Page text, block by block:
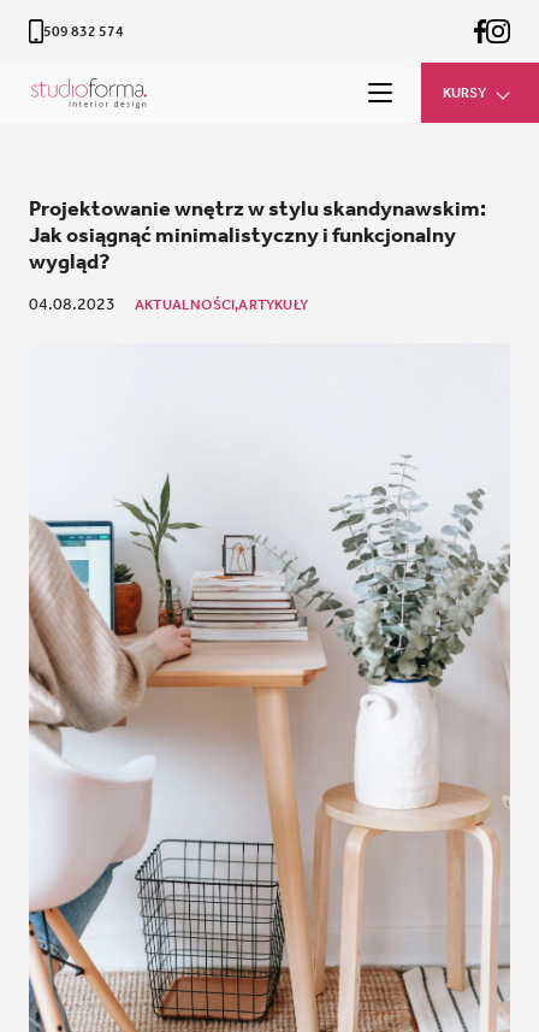
509 832 574
KURSY
Projektowanie wnętrz w stylu skandynawskim:
Jak osiągnąć minimalistyczny i funkcjonalny
wygląd?
04.08.2023 AKTUALNOŚCI,ARTYKUŁY